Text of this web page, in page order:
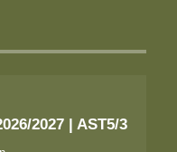
2027 | AST5/3